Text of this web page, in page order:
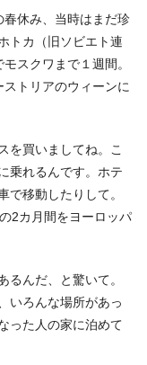
春休み、当時はまだ珍
トカ（旧ソビエト連
スクワまで１週間。
トリアのウィーンに
を買いましてね。こ
乗れるんです。ホテ
で移動したりして。
2カ月間をヨーロッパ
るんだ、と驚いて。
いろんな場所があっ
った人の家に泊めて